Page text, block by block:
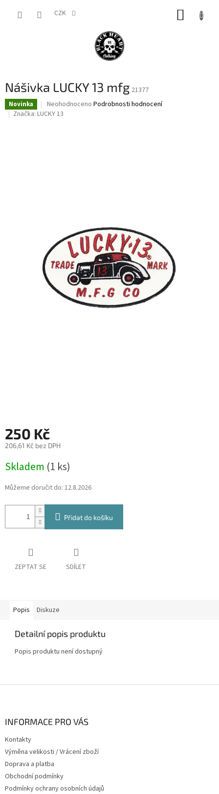
CZK
Nášivka LUCKY 13 mfg 21377
Novinka
Průměrné
hodnocení
Neohodnoceno Podrobnosti hodnocení
Značka: LUCKY 13
250 Kč
206,61 Kč bez DPH
cena:
Skladem (1 ks)
Můžeme doručit do: 12.8.2026
Přidat do košíku
ZEPTAT SE SDÍLET
Popis Diskuze
Detailní popis produktu
Popis produktu není dostupný
INFORMACE PRO VÁS
Kontakty
Výměna velikosti / Vrácení zboží
Doprava a platba
Obchodní podmínky
Podmínky ochrany osobních údajů